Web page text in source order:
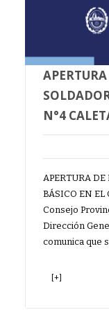
N°4
APERTURA
BÁSICO EN EL
Consejo
Dirección
comunica que
[+]